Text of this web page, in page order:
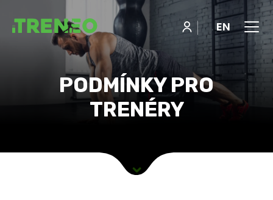
EN Menu
PODMÍNKY PRO
TRENÉRY